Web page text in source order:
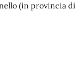
(in provincia di